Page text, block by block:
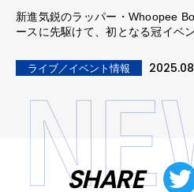
新進気鋭のラッパー・Whoopee
ースに先駆けて、初となる冠イベ
ライブ／イベント情報
SHARE